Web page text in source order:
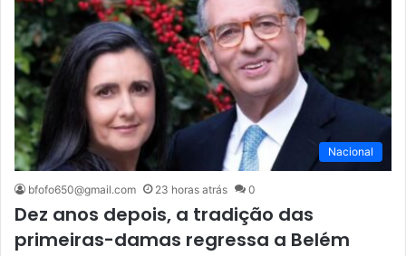
Nacional
bfofo650@gmail.com 23 horas atrás 0
Dez anos depois, a tradição das
primeiras-damas regressa a Belém